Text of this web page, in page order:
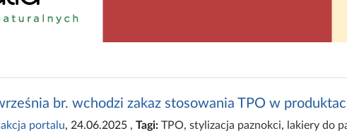
br. wchodzi zakaz stosowania TPO w
portalu, 24.06.2025 , Tagi: TPO, stylizacja paznokci, lakiery do